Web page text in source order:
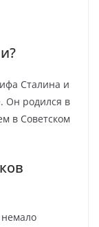
Сталина и
Он родился в
в Советском